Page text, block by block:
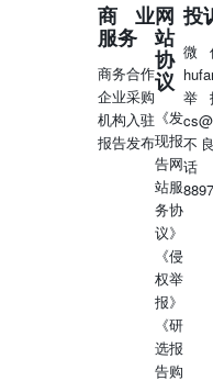
商业
服务
商务合作
企业采购
机构入驻
报告发布
网
站
协
议
《发
现报
告网
站服
务协
议》
《侵
权举
报》
《研
选报
告购
投
微
举
不